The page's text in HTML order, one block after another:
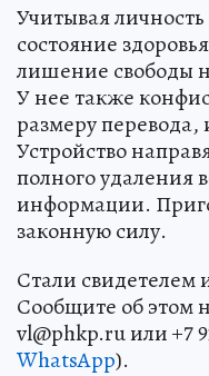
Учитывая
состояние
лишение свободы
У нее также
размеру перевода,
Устройство
полного удаления
информации.
законную силу.
Стали свидетелем
Сообщите об этом
vl@phkp.ru или +7
WhatsApp).